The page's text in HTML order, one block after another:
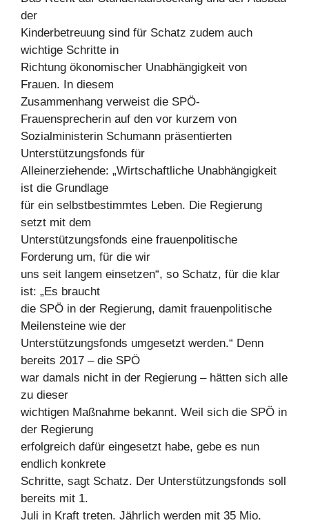
der
Kinderbetreuung sind für Schatz zudem auch
wichtige Schritte in
Richtung ökonomischer Unabhängigkeit von
Frauen. In diesem
Zusammenhang verweist die SPÖ-
Frauensprecherin auf den vor kurzem von
Sozialministerin Schumann präsentierten
Unterstützungsfonds für
Alleinerziehende: „Wirtschaftliche Unabhängigkeit
ist die Grundlage
für ein selbstbestimmtes Leben. Die Regierung
setzt mit dem
Unterstützungsfonds eine frauenpolitische
Forderung um, für die wir
uns seit langem einsetzen“, so Schatz, für die klar
ist: „Es braucht
die SPÖ in der Regierung, damit frauenpolitische
Meilensteine wie der
Unterstützungsfonds umgesetzt werden.“ Denn
bereits 2017 – die SPÖ
war damals nicht in der Regierung – hätten sich alle
zu dieser
wichtigen Maßnahme bekannt. Weil sich die SPÖ in
der Regierung
erfolgreich dafür eingesetzt habe, gebe es nun
endlich konkrete
Schritte, sagt Schatz. Der Unterstützungsfonds soll
bereits mit 1.
Juli in Kraft treten. Jährlich werden mit 35 Mio.